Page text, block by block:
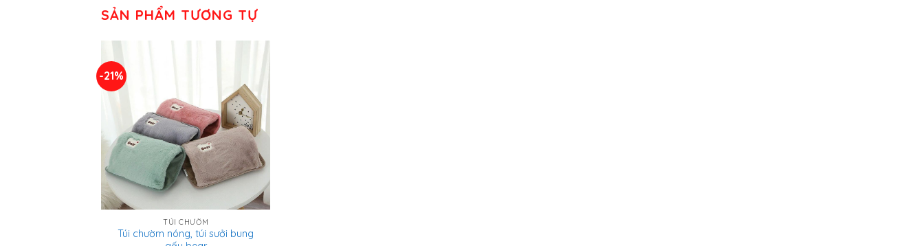
SẢN PHẨM TƯƠNG TỰ
-21%
TÚI CHƯỜM
Túi chườm nóng, túi sưởi bung